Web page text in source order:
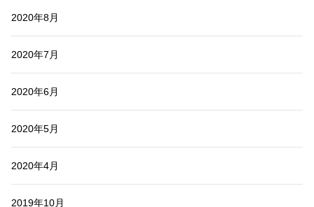
2020年8月
2020年7月
2020年6月
2020年5月
2020年4月
2019年10月